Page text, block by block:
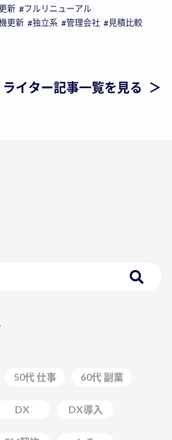
新
フルリニューアル
更新 独立系 管理会社
見積比較
ライター記事一覧を見る
50代 仕事 60代 副業
DX DX導入